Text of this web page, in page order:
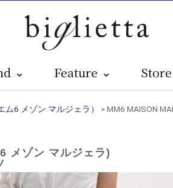
Feature Store
ム6 メゾン マルジェラ）
> MM6 MAISON
メゾン マルジェラ)